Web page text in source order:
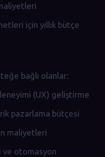
için yıllık bütçe
bağlı olanlar:
(UX) geliştirme
pazarlama bütçesi
maliyetleri
otomasyon